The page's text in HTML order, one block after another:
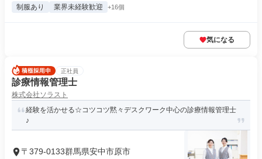
制服あり 業界未経験歓迎 +16個
気になる
正社員
診療情報管理士
株式会社ソラスト
経験を活かせる☆コツコツ黙々デスクワーク中心の診療情報管理士
♪
〒379-0133群馬県安中市原市